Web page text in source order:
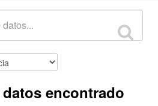
encontrado